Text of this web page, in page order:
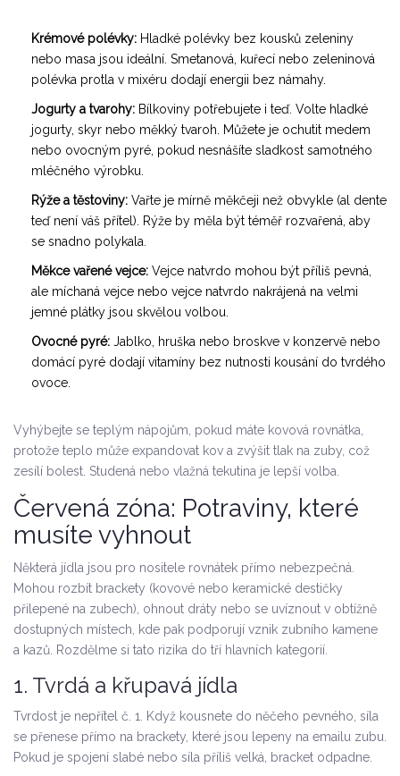
Krémové polévky: Hladké polévky bez kousků zeleniny
nebo masa jsou ideální. Smetanová, kuřecí nebo zeleninová
polévka protla v mixéru dodají energii bez námahy.
Jogurty a tvarohy: Bílkoviny potřebujete i teď. Volte hladké
jogurty, skyr nebo měkký tvaroh. Můžete je ochutit medem
nebo ovocným pyré, pokud nesnášíte sladkost samotného
mléčného výrobku.
Rýže a těstoviny: Vařte je mírně měkčeji než obvykle (al dente
teď není váš přítel). Rýže by měla být téměř rozvařená, aby
se snadno polykala.
Měkce vařené vejce: Vejce natvrdo mohou být příliš pevná,
ale míchaná vejce nebo vejce natvrdo nakrájená na velmi
jemné plátky jsou skvělou volbou.
Ovocné pyré: Jablko, hruška nebo broskve v konzervě nebo
domácí pyré dodají vitamíny bez nutnosti kousání do tvrdého
ovoce.
Vyhýbejte se teplým nápojům, pokud máte kovová rovnátka,
protože teplo může expandovat kov a zvýšit tlak na zuby, což
zesílí bolest. Studená nebo vlažná tekutina je lepší volba.
Červená zóna: Potraviny, které
musíte vyhnout
Některá jídla jsou pro nositele rovnátek přímo nebezpečná.
Mohou rozbít brackety (kovové nebo keramické destičky
přilepené na zubech), ohnout dráty nebo se uvíznout v obtížně
dostupných místech, kde pak podporují vznik zubního kamene
a kazů. Rozdělme si tato rizika do tří hlavních kategorií.
1. Tvrdá a křupavá jídla
Tvrdost je nepřítel č. 1. Když kousnete do něčeho pevného, síla
se přenese přímo na brackety, které jsou lepeny na emailu zubu.
Pokud je spojení slabé nebo síla příliš velká, bracket odpadne.